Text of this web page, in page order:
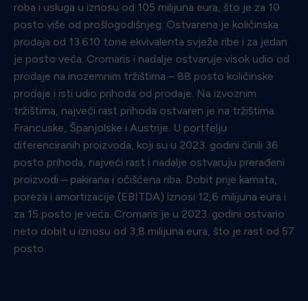
roba i usluga u iznosu od 105 milijuna eura, što je za 10
posto više od prošlogodišnjeg. Ostvarena je količinska
prodaja od 13.610 tone ekvivalenta svježe ribe i za jedan
je posto veća. Cromaris i nadalje ostvaruje visok udio od
prodaje na inozemnim tržištima – 88 posto količinske
prodaje i isti udio prihoda od prodaje. Na izvoznim
tržištima, najveći rast prihoda ostvaren je na tržištima
Francuske, Španjolske i Austrije. U portfelju
diferenciranih proizvoda, koji su u 2023. godini činili 36
posto prihoda, najveći rast i nadalje ostvaruju prerađeni
proizvodi – pakirana i očišćena riba. Dobit prije kamata,
poreza i amortizacije (EBITDA) iznosi 12,6 milijuna eura i
za 15 posto je veća. Cromaris je u 2023. godini ostvario
neto dobit u iznosu od 3,8 milijuna eura, što je rast od 57
posto.